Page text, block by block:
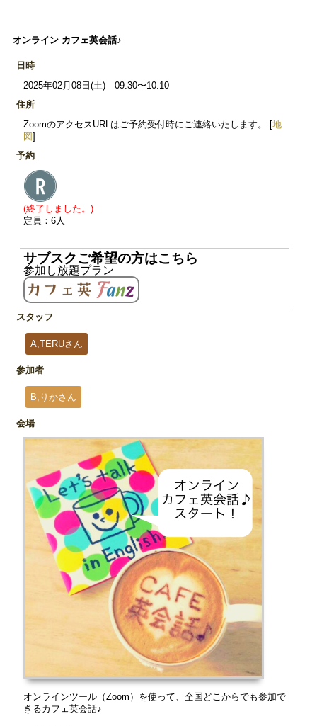
オンライン カフェ英会話♪
日時
2025年02月08日(土) 09:30〜10:10
住所
ZoomのアクセスURLはご予約受付時にご連絡いたします。 [地
図]
予約
(終了しました。)
定員：6人
サブスクご希望の方はこちら
参加し放題プラン
スタッフ
A,TERUさん
参加者
B,りかさん
会場
オンラインツール（Zoom）を使って、全国どこからでも参加で
きるカフェ英会話♪